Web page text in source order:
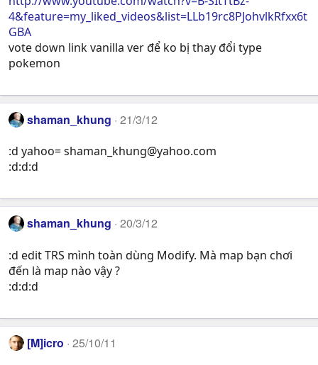
4&feature=my_liked_videos&list=LLb19rc8PJohvlkRfxx6t
GBA
vote down link vanilla ver để ko bị thay đổi type
pokemon
shaman_khung 21/3/12
:d yahoo=shaman_khung@yahoo.com
:d:d:d
shaman_khung 20/3/12
:d edit TRS mình toàn dùng Modify. Mà map bạn chơi
đến là map nào vậy ?
:d:d:d
[M]icro 25/10/11